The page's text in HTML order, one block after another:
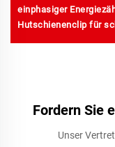
einphasiger
Hutschienenclip für
Fordern Sie
Unser